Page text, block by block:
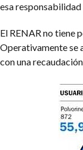
esa responsabilidad
El RENAR no tiene
Operativamente se
con una